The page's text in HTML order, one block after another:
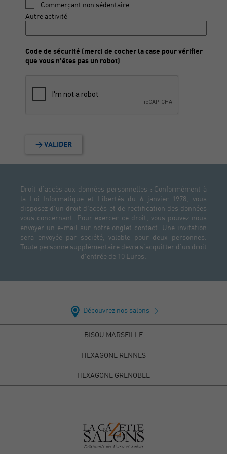
Commerçant non sédentaire
Autre activité
Code de sécurité (merci de cocher la case pour vérifier
que vous n'êtes pas un robot)
> VALIDER
Droit d'accès aux données personnelles : Conformément à
la Loi Informatique et Libertés du 6 janvier 1978, vous
disposez d'un droit d'accès et de rectification des données
vous concernant. Pour exercer ce droit, vous pouvez nous
envoyer un e-mail sur notre onglet contact. Une invitation
sera envoyée par société, valable pour deux personnes.
Toute personne supplémentaire devra s'acquitter d'un droit
d'entrée de 10 Euros.
Découvrez nos salons >
BISOU MARSEILLE
HEXAGONE RENNES
HEXAGONE GRENOBLE